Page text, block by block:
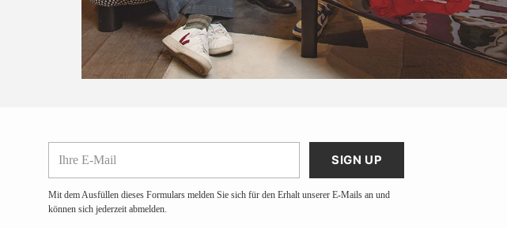
Mail
SIGN UP
Mit dem Ausfüllen dieses Formulars melden Sie sich für den Erhalt unserer E-Mails an und
können sich jederzeit abmelden.